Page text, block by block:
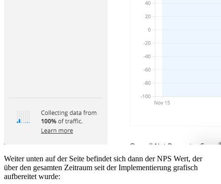
Weiter unten auf der Seite befindet sich dann der NPS Wert, der
über den gesamten Zeitraum seit der Implementierung grafisch
aufbereitet wurde: